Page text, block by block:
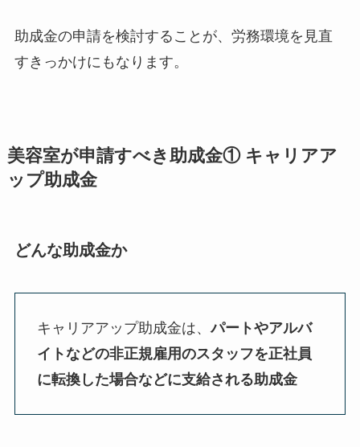
助成金の申請を検討することが、労務環境を見直
すきっかけにもなります。
美容室が申請すべき助成金① キャリアア
ップ助成金
どんな助成金か
キャリアアップ助成金は、パートやアルバ
イトなどの非正規雇用のスタッフを正社員
に転換した場合などに支給される助成金